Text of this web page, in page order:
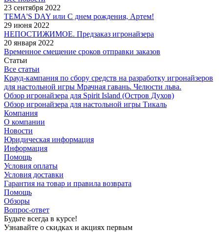
23 сентября 2022
TEMA'S DAY или С днем рождения, Артем!
29 июня 2022
НЕПОСТИЖИМОЕ. Предзаказ игронайзера
20 января 2022
Временное смещение сроков отправки заказов
Статьи
Все статьи
Крауд-кампания по сбору средств на разработку игронайзеров
для настольной игры Мрачная гавань. Челюсти льва.
Обзор игронайзера для Spirit Island (Остров Духов)
Обзор игронайзера для настольной игры Тикаль
Компания
О компании
Новости
Юридическая информация
Информация
Помощь
Условия оплаты
Условия доставки
Гарантия на товар и правила возврата
Помощь
Обзоры
Вопрос-ответ
Будьте всегда в курсе!
Узнавайте о скидках и акциях первым